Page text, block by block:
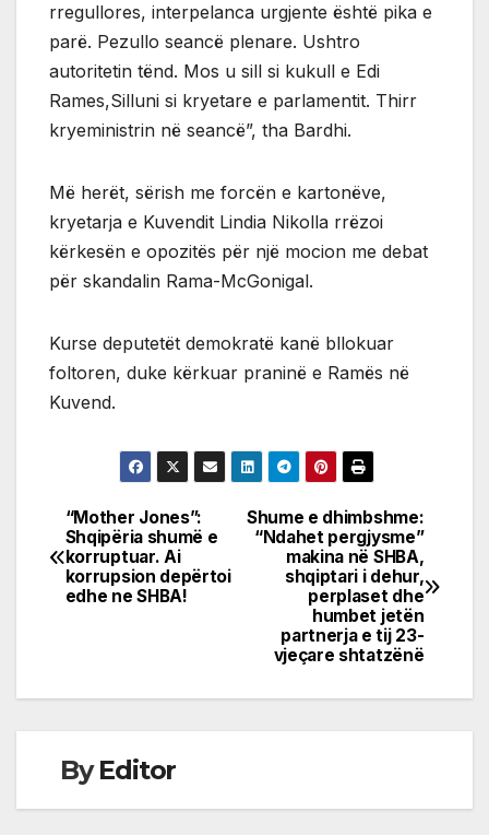
rregullores, interpelanca urgjente është pika e
parë. Pezullo seancë plenare. Ushtro
autoritetin tënd. Mos u sill si kukull e Edi
Rames,Silluni si kryetare e parlamentit. Thirr
kryeministrin në seancë”, tha Bardhi.
Më herët, sërish me forcën e kartonëve,
kryetarja e Kuvendit Lindia Nikolla rrëzoi
kërkesën e opozitës për një mocion me debat
për skandalin Rama-McGonigal.
Kurse deputetët demokratë kanë bllokuar
foltoren, duke kërkuar praninë e Ramës në
Kuvend.
Post
navigation
Shume e dhimbshme:
“Ndahet pergjysme”
makina në SHBA,
shqiptari i dehur,
perplaset dhe
humbet jetën
partnerja e tij 23-
vjeçare shtatzënë
“Mother Jones”:
Shqipëria shumë e
korruptuar. Ai
korrupsion depërtoi
edhe ne SHBA!
ByEditor